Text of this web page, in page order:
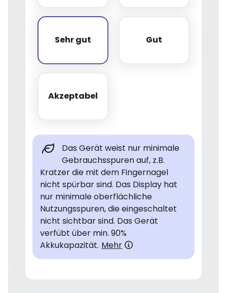
Sehr gut
Sehr gut Gut
Gut
Akzeptabel
Akzeptabel
Das Gerät weist nur minimale
Gebrauchsspuren auf, z.B.
Kratzer die mit dem Fingernagel
nicht spürbar sind. Das Display hat
nur minimale oberflächliche
Nutzungsspuren, die eingeschaltet
nicht sichtbar sind. Das Gerät
verfübt über min. 90%
Akkukapazität. Mehr